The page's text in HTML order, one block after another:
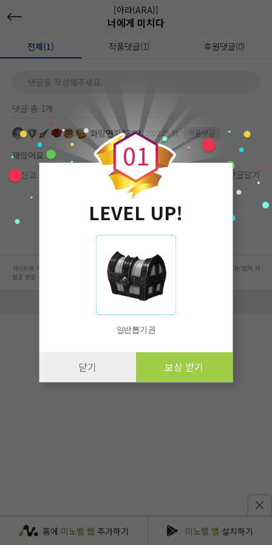
[아라(ARA)]
너에게 미치다
전체(1) 작품댓글(1) 후원댓글(0)
댓글을 작성해주세요.
댓글 총 1개
화양연화1368 2022.05.31 작품댓글
재밌어요
신고
댓글달기
0
0
1
LEVEL UP!
일반뽑기권
닫기 보상 받기
홈에 미노벨 웹 추가하기 미노벨 앱 설치하기
사이트에 게시된 컨텐츠는 저작권자의 권리가 있는 컨텐츠로서 무단 복제, 전송, 수정, 배포는 법적 처
벌을 받을 수 있습니다.
회사 정보 자세히 보기